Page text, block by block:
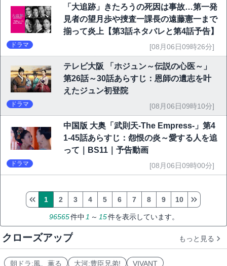
「大追跡」きたろうの死因は事故…第一発
見者の望月歩や捜査一課長の遠藤憲一まで
揃って炎上【第3話ネタバレと第4話予告】
ドラマ [08月06日09時26分]
テレビ大阪 「ホジュン～伝説の心医～」
第26話～30話あらすじ：恩師の遺志を叶
えたジュン初登院
ドラマ [08月06日09時10分]
中国版 大奥「武則天-The Empress-」第4
1-45話あらすじ：怨恨の炎～愛する人を追
って｜BS11｜予告動画
ドラマ [08月06日09時00分]
96565件中 1 ～ 15件を表示しています。
1 2 3 4 5 6 7 8 9 10
クローズアップ もっと見る
朝ドラ:風、薫る 大河:豊臣兄弟!
VIVANT